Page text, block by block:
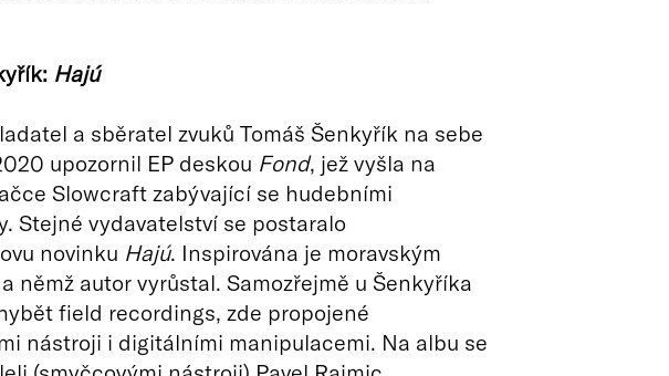
Hajú
a sběratel zvuků Tomáš Šenkyřík na sebe
upozornil EP deskou Fond, jež vyšla na
Slowcraft zabývající se hudebními
Stejné vydavatelství se postaralo
novinku Hajú. Inspirována je moravským
němž autor vyrůstal. Samozřejmě u Šenkyříka
field recordings, zde propojené
nástroji i digitálními manipulacemi. Na albu se